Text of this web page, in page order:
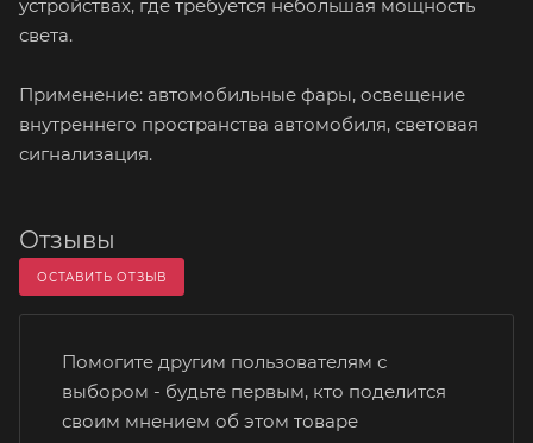
устройствах, где требуется небольшая мощность
света.
Применение: автомобильные фары, освещение
внутреннего пространства автомобиля, световая
сигнализация.
Отзывы
ОСТАВИТЬ ОТЗЫВ
Помогите другим пользователям с
выбором - будьте первым, кто поделится
своим мнением об этом товаре